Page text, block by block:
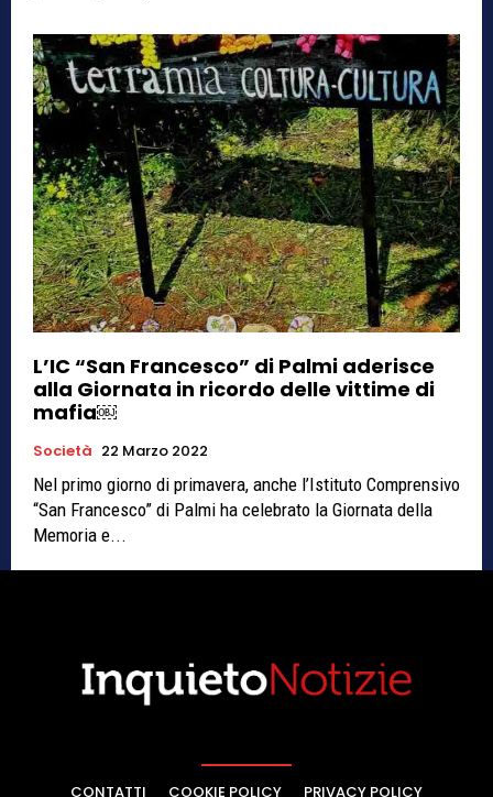
L’IC “San Francesco” di Palmi aderisce
alla Giornata in ricordo delle vittime di
mafia￼
Società 22 Marzo 2022
Nel primo giorno di primavera, anche l’Istituto Comprensivo
“San Francesco” di Palmi ha celebrato la Giornata della
Memoria e...
CONTATTI COOKIE POLICY PRIVACY POLICY